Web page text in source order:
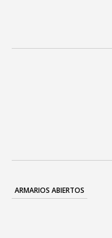
ARMARIOS ABIERTOS